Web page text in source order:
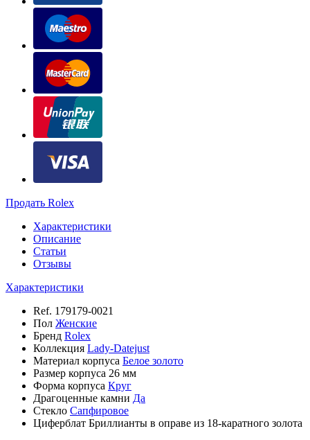
Продать Rolex
Характеристики
Описание
Статьи
Отзывы
Характеристики
Ref. 179179-0021
Пол Женские
Бренд Rolex
Коллекция Lady-Datejust
Материал корпуса Белое золото
Размер корпуса 26 мм
Форма корпуса Круг
Драгоценные камни Да
Стекло Сапфировое
Циферблат Бриллианты в оправе из 18-каратного золота